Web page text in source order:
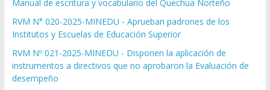
Manual de escritura y vocabulario del Quechua Norteño
RVM N° 020-2025-MINEDU - Aprueban padrones de los
Institutos y Escuelas de Educación Superior
RVM Nº 021-2025-MINEDU - Disponen la aplicación de
instrumentos a directivos que no aprobaron la Evaluación de
desempeño